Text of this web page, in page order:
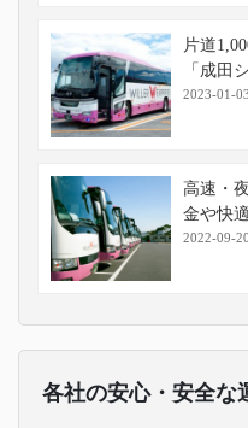
片道
「成田
2023-01-03
高速・
金や快
2022-09-20
各社の安心・安全な